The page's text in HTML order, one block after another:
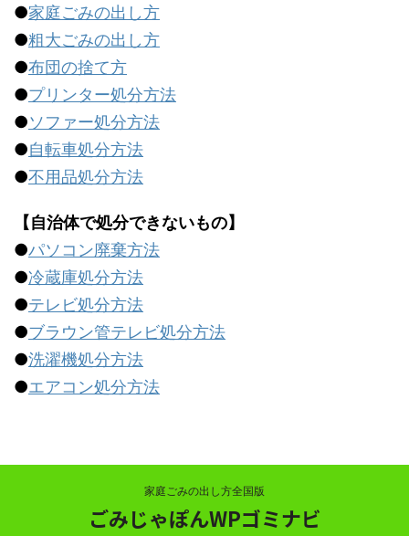
●家庭ごみの出し方
●粗大ごみの出し方
●布団の捨て方
●プリンター処分方法
●ソファー処分方法
●自転車処分方法
●不用品処分方法
【自治体で処分できないもの】
●パソコン廃棄方法
●冷蔵庫処分方法
●テレビ処分方法
●ブラウン管テレビ処分方法
●洗濯機処分方法
●エアコン処分方法
家庭ごみの出し方全国版
ごみじゃぽんWPゴミナビ